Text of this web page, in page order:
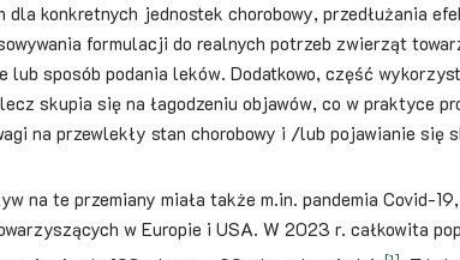
dla konkretnych jednostek chorobowy, przedłużania
formulacji do realnych potrzeb zwierząt
lub sposób podania leków. Dodatkowo, część
skupia się na łagodzeniu objawów, co w praktyce
na przewlekły stan chorobowy i /lub pojawianie się
na te przemiany miała także m.in. pandemia Covid-
w Europie i USA. W 2023 r. całkowita